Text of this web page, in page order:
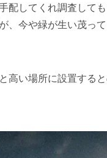
配してくれ調査して
、今や緑が生い茂っ
高い場所に設置する